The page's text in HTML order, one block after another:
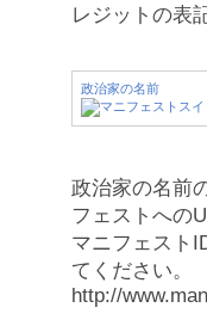
レジットの表
政治家の名前
政治家の名前
フェストへの
マニフェスト
てください。
http://